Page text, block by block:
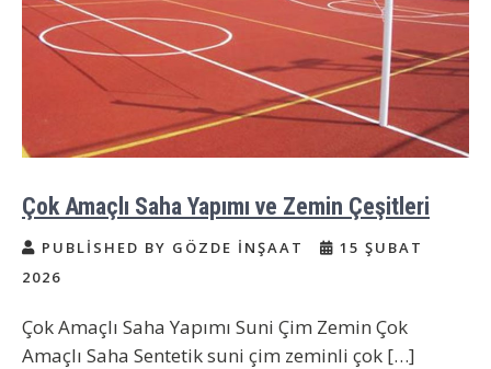
Çok Amaçlı Saha Yapımı ve Zemin Çeşitleri
PUBLISHED BY GÖZDE İNŞAAT
15 ŞUBAT
2026
Çok Amaçlı Saha Yapımı Suni Çim Zemin Çok
Amaçlı Saha Sentetik suni çim zeminli çok […]